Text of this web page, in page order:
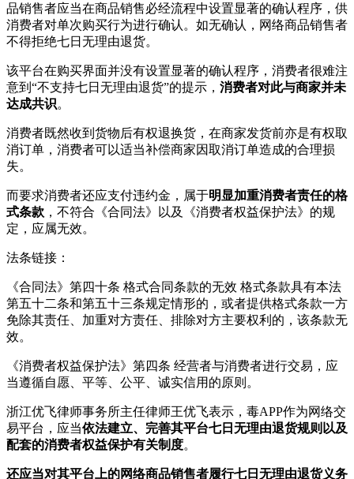
品销售者应当在商品销售必经流程中设置显著的确认程序，供
消费者对单次购买行为进行确认。如无确认，网络商品销售者
不得拒绝七日无理由退货。
该平台在购买界面并没有设置显著的确认程序，消费者很难注
意到“不支持七日无理由退货”的提示， 消费者对此与商家并未
达成共识。
消费者既然收到货物后有权退换货，在商家发货前亦是有权取
消订单，消费者可以适当补偿商家因取消订单造成的合理损
失。
而要求消费者还应支付违约金，属于明显加重消费者责任的格
式条款 ，不符合《合同法》以及《消费者权益保护法》的规
定，应属无效。
法条链接：
《合同法》第四十条 格式合同条款的无效 格式条款具有本法
第五十二条和第五十三条规定情形的，或者提供格式条款一方
免除其责任、加重对方责任、排除对方主要权利的，该条款无
效。
《消费者权益保护法》第四条 经营者与消费者进行交易，应
当遵循自愿、平等、公平、诚实信用的原则。
浙江优飞律师事务所主任律师王优飞表示，毒APP作为网络交
易平台，应当依法建立、完善其平台七日无理由退货规则以及
配套的消费者权益保护有关制度。
还应当对其平台上的网络商品销售者履行七日无理由退货义务